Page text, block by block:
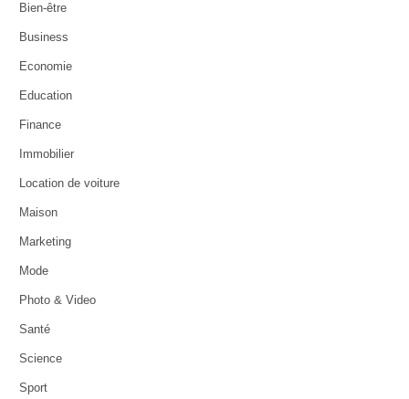
Bien-être
Business
Economie
Education
Finance
Immobilier
Location de voiture
Maison
Marketing
Mode
Photo & Video
Santé
Science
Sport